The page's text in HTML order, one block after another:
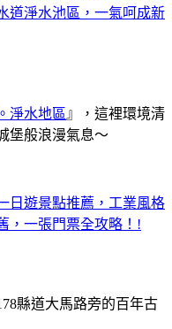
道淨水池區，一氣呵成新
淨水地區 』，這裡環境清
堡般浪漫氣息～
日遊景點推薦，工業風格
，一張門票全攻略！!
縣道大馬路旁的百年古